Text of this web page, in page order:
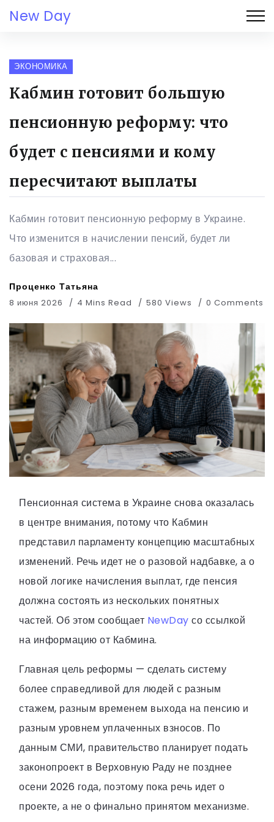
New Day
ЭКОНОМИКА
Кабмин готовит большую
пенсионную реформу: что
будет с пенсиями и кому
пересчитают выплаты
Кабмин готовит пенсионную реформу в Украине.
Что изменится в начислении пенсий, будет ли
базовая и страховая...
Проценко Татьяна
8 июня 2026 4 Mins Read 580 Views 0 Comments
Пенсионная система в Украине снова оказалась
в центре внимания, потому что Кабмин
представил парламенту концепцию масштабных
изменений. Речь идет не о разовой надбавке, а о
новой логике начисления выплат, где пенсия
должна состоять из нескольких понятных
частей. Об этом сообщает NewDay со ссылкой
на информацию от Кабмина.
Главная цель реформы — сделать систему
более справедливой для людей с разным
стажем, разным временем выхода на пенсию и
разным уровнем уплаченных взносов. По
данным СМИ, правительство планирует подать
законопроект в Верховную Раду не позднее
осени 2026 года, поэтому пока речь идет о
проекте, а не о финально принятом механизме.